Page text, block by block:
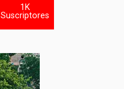
1K
Suscriptores